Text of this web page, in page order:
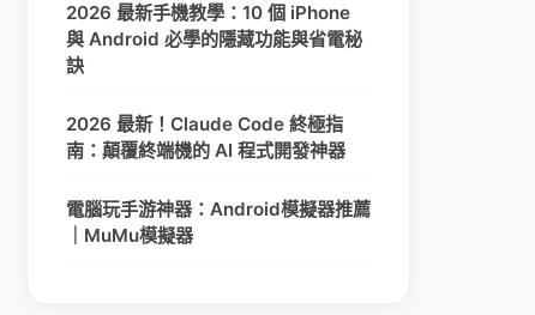
2026 最新手機教學：10 個 iPhone
與 Android 必學的隱藏功能與省電秘
訣
2026 最新！Claude Code 終極指
南：顛覆終端機的 AI 程式開發神器
電腦玩手游神器：Android模擬器推薦
｜MuMu模擬器